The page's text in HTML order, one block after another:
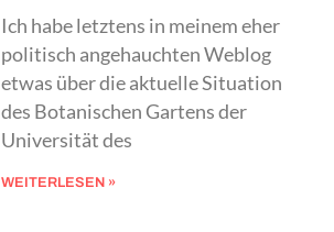
Ich habe letztens in meinem eher
politisch angehauchten Weblog
etwas über die aktuelle Situation
des Botanischen Gartens der
Universität des
WEITERLESEN »